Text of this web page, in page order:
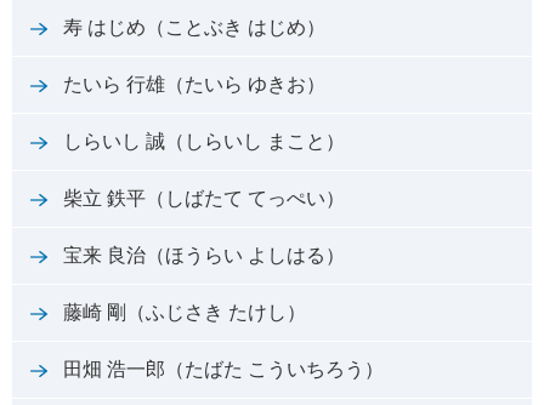
寿 はじめ（ことぶき はじめ）
たいら 行雄（たいら ゆきお）
しらいし 誠（しらいし まこと）
柴立 鉄平（しばたて てっぺい）
宝来 良治（ほうらい よしはる）
藤崎 剛（ふじさき たけし）
田畑 浩一郎（たばた こういちろう）